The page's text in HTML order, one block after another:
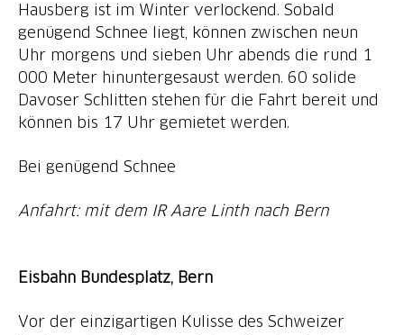
Hausberg ist im Winter verlockend. Sobald
genügend Schnee liegt, können zwischen neun
Uhr morgens und sieben Uhr abends die rund 1
000 Meter hinuntergesaust werden. 60 solide
Davoser Schlitten stehen für die Fahrt bereit und
können bis 17 Uhr gemietet werden.
Bei genügend Schnee
Anfahrt: mit dem IR Aare Linth nach Bern
Eisbahn Bundesplatz, Bern
Vor der einzigartigen Kulisse des Schweizer